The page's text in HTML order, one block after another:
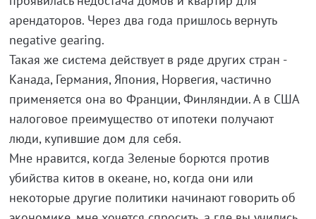
арендаторов. Через два года пришлось вернуть
negative gearing.
Такая же система действует в ряде других стран -
Канада, Германия, Япония, Норвегия, частично
применяется она во Франции, Финляндии. А в США
налоговое преимущество от ипотеки получают
люди, купившие дом для себя.
Мне нравится, когда Зеленые борются против
убийства китов в океане, но, когда они или
некоторые другие политики начинают говорить об